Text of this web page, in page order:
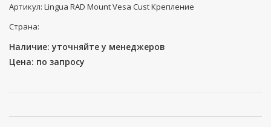
Артикул: Lingua RAD Mount Vesa Cust Крепление
Страна:
Наличие: уточняйте у менеджеров
Цена: по запросу